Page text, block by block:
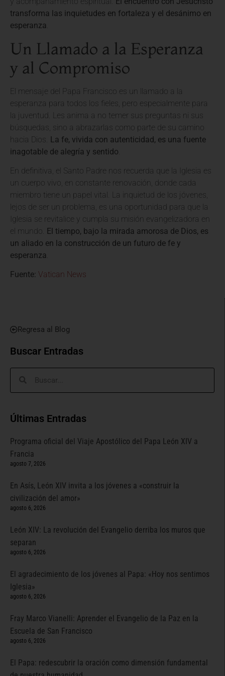
Regresa al Blog
Buscar Entradas
Últimas Entradas
Programa oficial del Viaje Apostólico del Papa León XIV a
Francia
agosto 7, 2026
En Asís, León XIV invita a los jóvenes a «construir la
civilización del amor»
agosto 6, 2026
León XIV: La revolución del Evangelio derriba los muros que
separan
agosto 6, 2026
El agradecimiento de los jóvenes al Papa: «Hoy nos sentimos
Iglesia»
agosto 6, 2026
Fray Marco Vianelli: Aprender el Evangelio de la Paz en la
Escuela de San Francisco
agosto 6, 2026
El Papa: redescubrir la oración como dimensión fundamental
transforma las inquietudes en fortaleza y el desánimo en
esperanza.
Un Llamado a la Esperanza
y al Compromiso
El mensaje del Papa Francisco es un llamado a la
esperanza para todos los fieles, pero especialmente para
la juventud. Les anima a no temer sus preguntas ni sus
búsquedas, sino a abrazarlas como parte de su camino
hacia Dios. La fe, vivida con autenticidad, es una fuente
inagotable de alegría y sentido
En definitiva, el Santo Padre nos recuerda que la Iglesia es
un cuerpo vivo, en constante renovación, donde cada
miembro tiene un papel vital. La inquietud de los jóvenes,
lejos de ser un problema, es una oportunidad para que la
Iglesia se revitalice y cumpla su misión evangelizadora en
el mundo. El tiempo, bajo la mirada amorosa de Dios, es
un aliado en la construcción de un futuro de fe y
esperanza.
Fuente: Vatican News